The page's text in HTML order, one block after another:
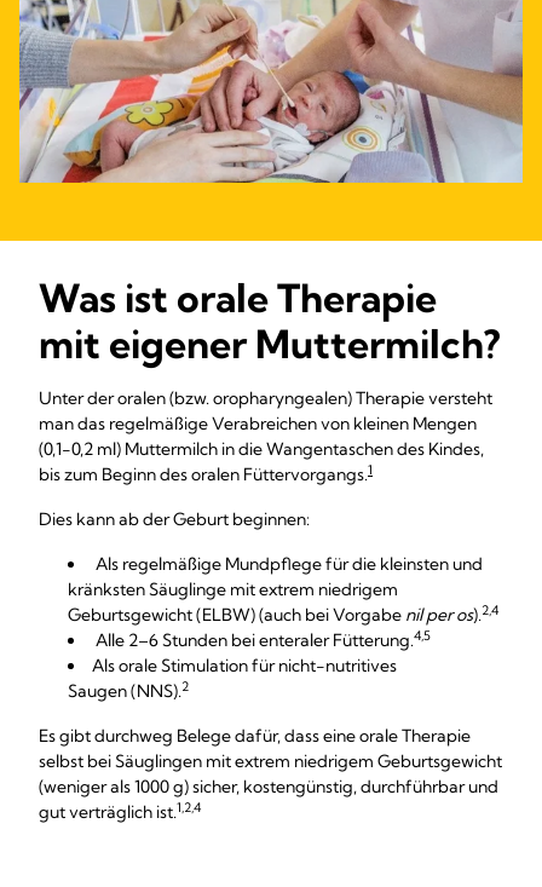
Was ist orale Therapie
mit eigener Muttermilch?
Unter der oralen (bzw. oropharyngealen) Therapie versteht
man das regelmäßige Verabreichen von kleinen Mengen
(0,1-0,2 ml) Muttermilch in die Wangentaschen des Kindes,
bis zum Beginn des oralen Füttervorgangs.1
Dies kann ab der Geburt beginnen:
Als regelmäßige Mundpflege für die kleinsten und
kränksten Säuglinge mit extrem niedrigem
Geburtsgewicht (ELBW) (auch bei Vorgabe nil per os).2,4
Alle 2–6 Stunden bei enteraler Fütterung.4,5
Als orale Stimulation für nicht-nutritives
Saugen (NNS).2
Es gibt durchweg Belege dafür, dass eine orale Therapie
selbst bei Säuglingen mit extrem niedrigem Geburtsgewicht
(weniger als 1000 g) sicher, kostengünstig, durchführbar und
gut verträglich ist.1,2,4